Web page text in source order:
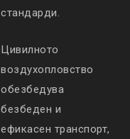
стандарди.
Цивилното
воздухопловство
обезбедува
безбеден и
ефикасен транспорт,